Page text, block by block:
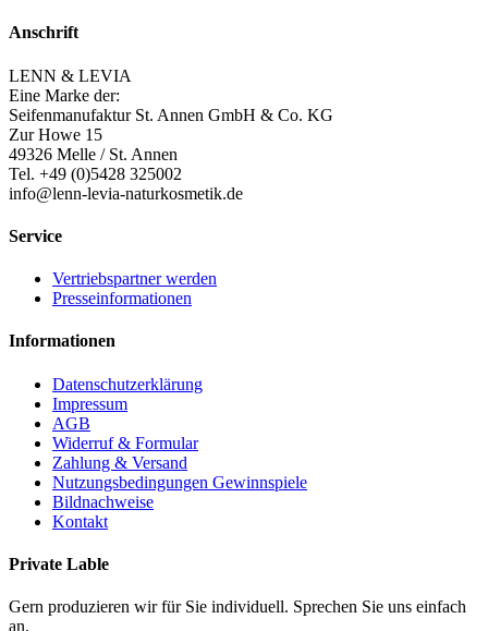
Anschrift
LENN & LEVIA
Eine Marke der:
Seifenmanufaktur St. Annen GmbH & Co. KG
Zur Howe 15
49326 Melle / St. Annen
Tel. +49 (0)5428 325002
info@lenn-levia-naturkosmetik.de
Service
Vertriebspartner werden
Presseinformationen
Informationen
Datenschutzerklärung
Impressum
AGB
Widerruf & Formular
Zahlung & Versand
Nutzungsbedingungen Gewinnspiele
Bildnachweise
Kontakt
Private Lable
Gern produzieren wir für Sie individuell. Sprechen Sie uns einfach
an.